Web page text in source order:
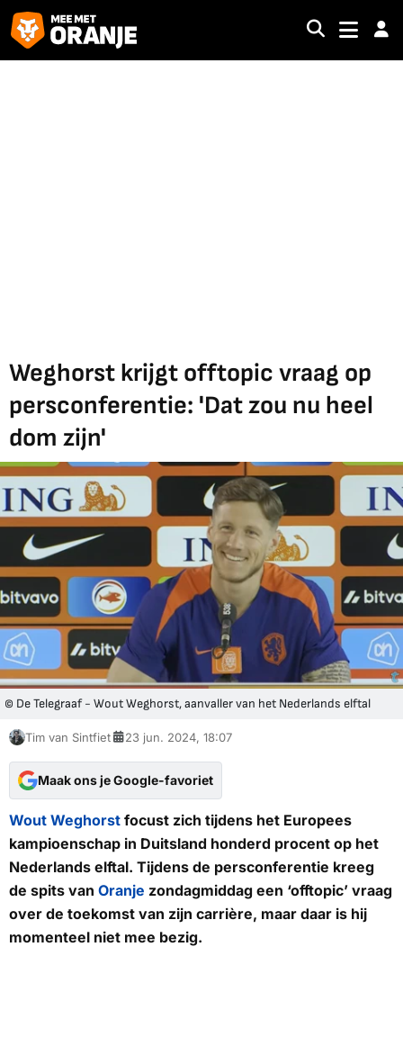
Weghorst krijgt offtopic vraag op
persconferentie: 'Dat zou nu heel
dom zijn'
© De Telegraaf - Wout Weghorst, aanvaller van het Nederlands elftal
Tim van Sintfiet 23 jun. 2024, 18:07
Maak ons je Google-favoriet
Wout Weghorst focust zich tijdens het Europees
kampioenschap in Duitsland honderd procent op het
Nederlands elftal. Tijdens de persconferentie kreeg
de spits van Oranje zondagmiddag een ‘offtopic’ vraag
over de toekomst van zijn carrière, maar daar is hij
momenteel niet mee bezig.